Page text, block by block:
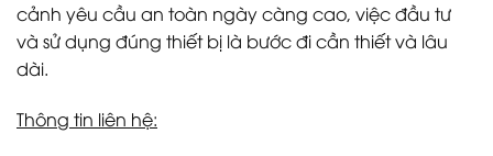
cảnh yêu cầu an toàn ngày càng cao, việc đầu tư
và sử dụng đúng thiết bị là bước đi cần thiết và lâu
dài.
Thông tin liên hệ: